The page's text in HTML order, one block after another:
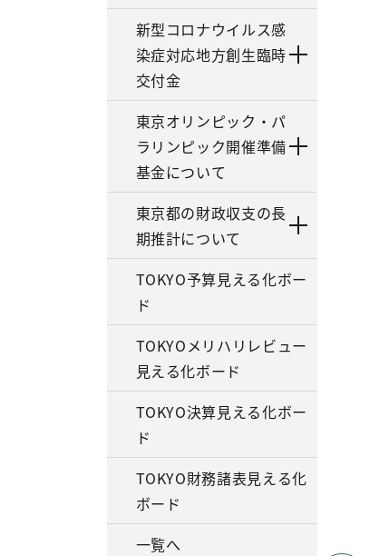
新型コロナウイルス感
染症対応地方創生臨時
交付金
東京オリンピック・パ
ラリンピック開催準備
基金について
東京都の財政収支の長
期推計について
TOKYO予算見える化ボー
ド
TOKYOメリハリレビュー
見える化ボード
TOKYO決算見える化ボー
ド
TOKYO財務諸表見える化
ボード
一覧へ